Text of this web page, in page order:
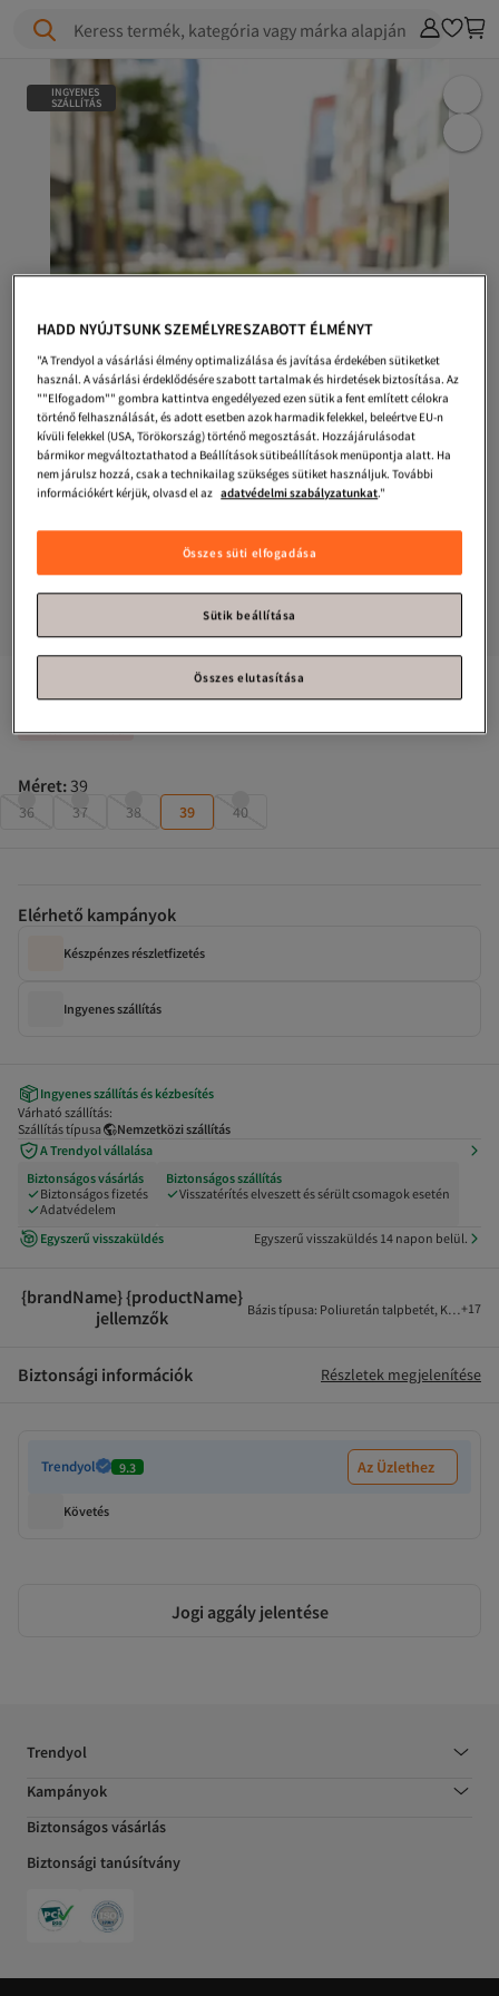
Keress termék, kategória vagy márka alapján
INGYENES
SZÁLLÍTÁS
Lazac női tornacipő 16979
Csak 1 maradt!
Méret:39
36 37 38 39 40
Elérhető kampányok
Készpénzes részletfizetés
Ingyenes szállítás
Ingyenes szállítás és kézbesítés
Várható szállítás:
Szállítás típusa
Nemzetközi szállítás
A Trendyol vállalása
Biztonságos vásárlás
Biztonságos fizetés
Adatvédelem
Biztonságos szállítás
Visszatérítés elveszett és sérült csomagok esetén
Egyszerű visszaküldés Egyszerű visszaküldés 14 napon belül.
{brandName} {productName}
jellemzők
Bázis típusa: Poliuretán talpbetét, Külső
+17
Biztonsági információk Részletek megjelenítése
Trendyol 9.3 Az Üzlethez
Követés
Jogi aggály jelentése
Trendyol
Kampányok
Biztonságos vásárlás
Biztonsági tanúsítvány
HADD NYÚJTSUNK SZEMÉLYRESZABOTT ÉLMÉNYT
"A Trendyol a vásárlási élmény optimalizálása és javítása érdekében sütiketket
használ. A vásárlási érdeklődésére szabott tartalmak és hirdetések biztosítása. Az
""Elfogadom"" gombra kattintva engedélyezed ezen sütik a fent említett célokra
történő felhasználását, és adott esetben azok harmadik felekkel, beleértve EU-n
kívüli felekkel (USA, Törökország) történő megosztását. Hozzájárulásodat
bármikor megváltoztathatod a Beállítások sütibeállítások menüpontja alatt. Ha
nem járulsz hozzá, csak a technikailag szükséges sütiket használjuk. További
információkért kérjük, olvasd el az adatvédelmi szabályzatunkat."
Összes süti elfogadása
Sütik beállítása
Összes elutasítása